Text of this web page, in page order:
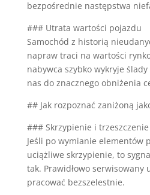
bezpośrednie następstwa
### Utrata wartości pojazdu
Samochód z historią
napraw traci na wartości
nabywca szybko wykryje
nas do znacznego obniżenia
## Jak rozpoznać zaniżoną
### Skrzypienie i
Jeśli po wymianie elementów
uciążliwe skrzypienie, to
tak. Prawidłowo serwisowany
pracować bezszelestnie.